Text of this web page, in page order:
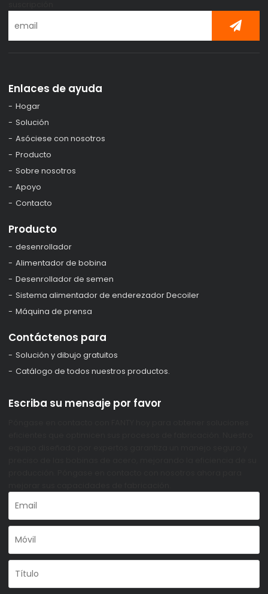
Enlaces de ayuda
Hogar
Solución
Asóciese con nosotros
Producto
Sobre nosotros
Apoyo
Contacto
Producto
desenrollador
Alimentador de bobina
Desenrollador de semen
Sistema alimentador de enderezador Decoiler
Máquina de prensa
Contáctenos para
Solución y dibujo gratuitos
Catálogo de todos nuestros productos.
Escriba su mensaje por favor